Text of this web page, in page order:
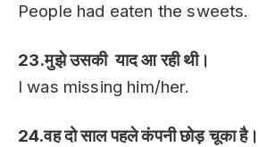
People had eaten the sweets.
23.मुझे उसकी याद आ रही थी।
I was missing him/her.
24.वह दो साल पहले कंपनी छोड़ चूका है।